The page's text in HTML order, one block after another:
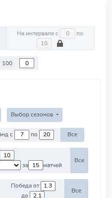
На интервале с по
100
Выбор сезонов
Против команд с по Все
за
матчей
Все
Победа от
до
Все